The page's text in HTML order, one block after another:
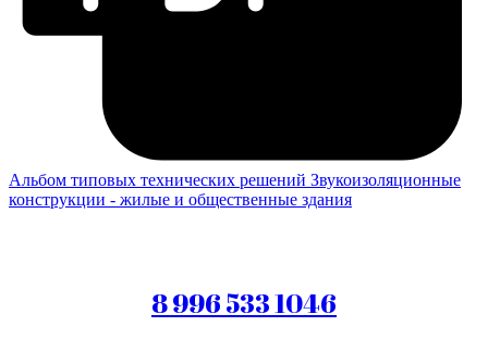
Альбом типовых технических решений Звукоизоляционные
конструкции - жилые и общественные здания
8 996 533 1046